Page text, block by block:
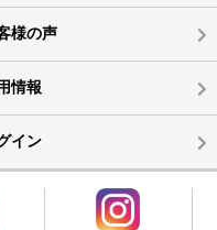
様の声
情報
イン